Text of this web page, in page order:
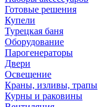
Готовые решения
Купели
Турецкая баня
Оборудование
Парогенераторы
Двери
Освещение
Краны, изливы, трапы
Курны и раковины